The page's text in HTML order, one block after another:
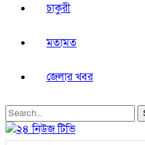
চাকুরী
মতামত
জেলার খবর